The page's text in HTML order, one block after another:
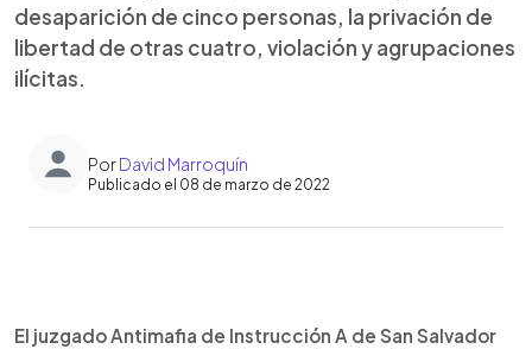
desaparición de cinco personas, la privación de
libertad de otras cuatro, violación y agrupaciones
ilícitas.
PorDavid Marroquín
Publicado el 08 de marzo de 2022
Escuchar artículo
El juzgado Antimafia de Instrucción A de San Salvador